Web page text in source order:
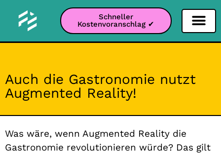
Schneller
Kostenvoranschlag ✔
Auch die Gastronomie nutzt
Augmented Reality!
Was wäre, wenn Augmented Reality die
Gastronomie revolutionieren würde? Das gilt